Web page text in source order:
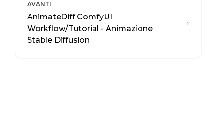
AVANTI
AnimateDiff ComfyUI
Workflow/Tutorial - Animazione
Stable Diffusion